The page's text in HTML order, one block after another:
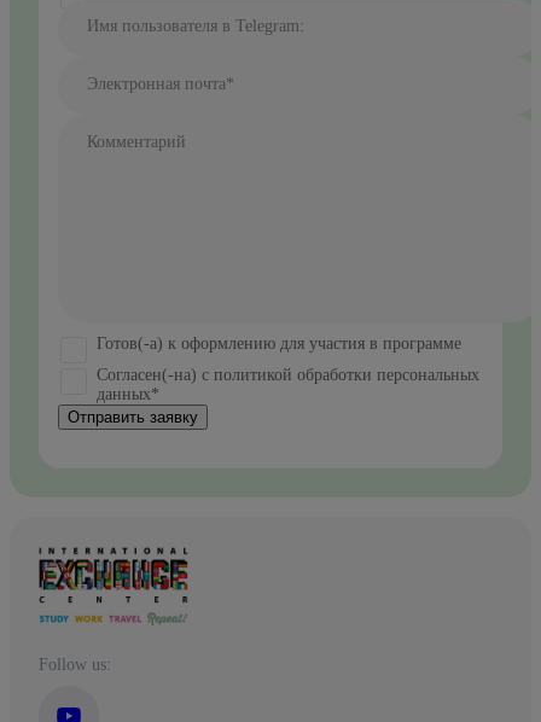
Имя пользователя в Telegram:
Электронная почта*
Комментарий
Готов(-а) к оформлению для участия в программе
Согласен(-на) с политикой обработки персональных
данных*
Отправить заявку
Follow us: